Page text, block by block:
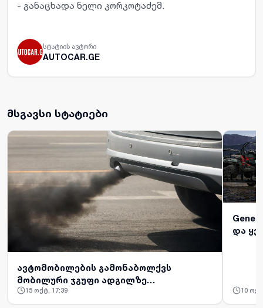
- განაცხადა ნელი კორკოტაძემ.
სტატიის ავტორი
AUTOCAR.GE
მსგავსი სტატიები
ავტომობილების გამონაბოლქვს
მობილური ჯგუფი ადგილზე
შეგიმოწმებთ
15 ოქტ, 17:39
და
10